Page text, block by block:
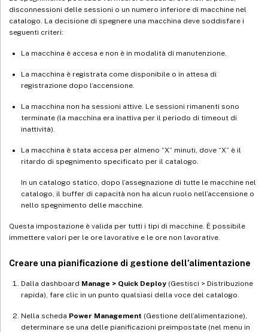
disconnessioni delle sessioni o un numero inferiore di macchine nel
catalogo. La decisione di spegnere una macchina deve soddisfare i
seguenti criteri:
La macchina è accesa e non è in modalità di manutenzione.
La macchina è registrata come disponibile o in attesa di
registrazione dopo l’accensione.
La macchina non ha sessioni attive. Le sessioni rimanenti sono
terminate (la macchina era inattiva per il periodo di timeout di
inattività).
La macchina è stata accesa per almeno “X” minuti, dove “X” è il
ritardo di spegnimento specificato per il catalogo.
In un catalogo statico, dopo l’assegnazione di tutte le macchine nel
catalogo, il buffer di capacità non ha alcun ruolo nell’accensione o
nello spegnimento delle macchine.
Questa impostazione è valida per tutti i tipi di macchine. È possibile
immettere valori per le ore lavorative e le ore non lavorative.
Creare una pianificazione di gestione dell’alimentazione
Dalla dashboard Manage > Quick Deploy (Gestisci > Distribuzione
rapida), fare clic in un punto qualsiasi della voce del catalogo.
Nella scheda Power Management (Gestione dell’alimentazione),
determinare se una delle pianificazioni preimpostate (nel menu in